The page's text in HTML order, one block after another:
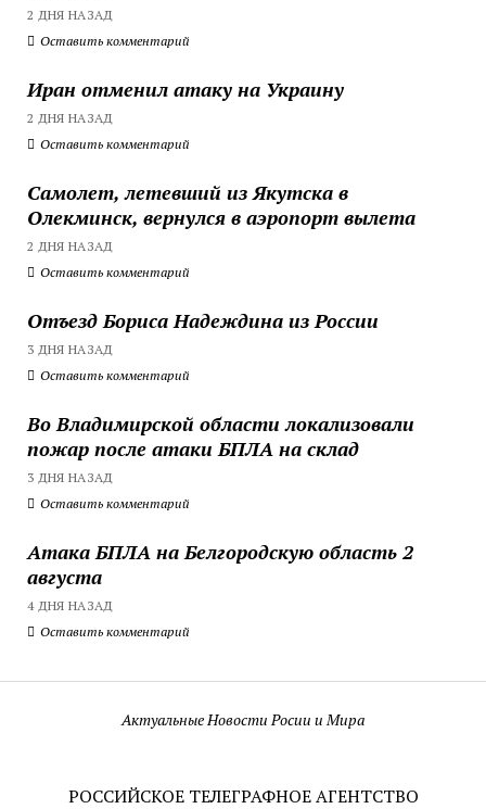
2 ДНЯ НАЗАД
Оставить комментарий
Иран отменил атаку на Украину
2 ДНЯ НАЗАД
Оставить комментарий
Самолет, летевший из Якутска в
Олекминск, вернулся в аэропорт вылета
2 ДНЯ НАЗАД
Оставить комментарий
Отъезд Бориса Надеждина из России
3 ДНЯ НАЗАД
Оставить комментарий
Во Владимирской области локализовали
пожар после атаки БПЛА на склад
3 ДНЯ НАЗАД
Оставить комментарий
Атака БПЛА на Белгородскую область 2
августа
4 ДНЯ НАЗАД
Оставить комментарий
Актуальные Новости Росии и Мира
РОССИЙСКОЕ ТЕЛЕГРАФНОЕ АГЕНТСТВО